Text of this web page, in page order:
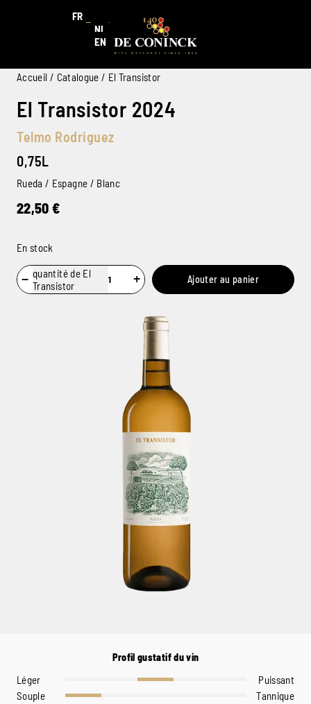
FR
NL
EN
Accueil / Catalogue / El Transistor
El Transistor 2024
Telmo Rodriguez
0,75L
Rueda / Espagne / Blanc
22,50 €
En stock
− quantité de El
Transistor
+ Ajouter au panier
Profil gustatif du vin
Léger
Puissant
Souple
Tannique